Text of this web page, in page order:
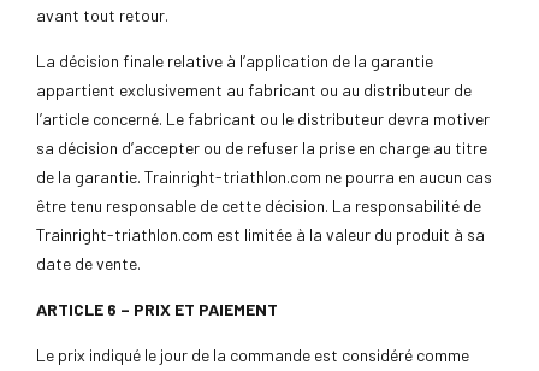
avant tout retour.
La décision finale relative à l’application de la garantie
appartient exclusivement au fabricant ou au distributeur de
l’article concerné. Le fabricant ou le distributeur devra motiver
sa décision d’accepter ou de refuser la prise en charge au titre
de la garantie. Trainright-triathlon.com ne pourra en aucun cas
être tenu responsable de cette décision. La responsabilité de
Trainright-triathlon.com est limitée à la valeur du produit à sa
date de vente.
ARTICLE 6 – PRIX ET PAIEMENT
Le prix indiqué le jour de la commande est considéré comme